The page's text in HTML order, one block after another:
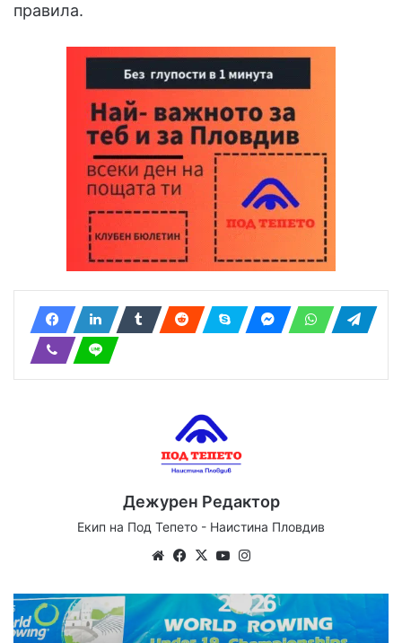
правила.
Дежурен Редактор
Екип на Под Тепето - Наистина Пловдив
WebsiteFacebook
X YouTube